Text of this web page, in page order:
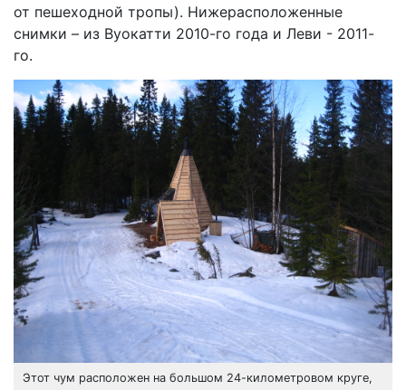
от пешеходной тропы). Нижерасположенные
снимки – из Вуокатти 2010-го года и Леви - 2011-
го.
Этот чум расположен на большом 24-километровом круге,